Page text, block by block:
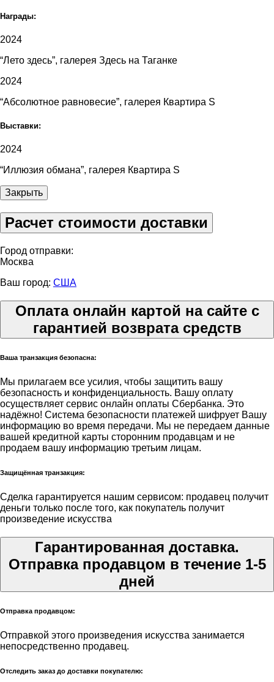
Награды:
2024
“Лето здесь”, галерея Здесь на Таганке
2024
“Абсолютное равновесие”, галерея Квартира S
Выставки:
2024
“Иллюзия обмана”, галерея Квартира S
Закрыть
Расчет стоимости доставки
Город отправки:
Москва
Ваш город: США
Оплата онлайн картой на сайте с
гарантией возврата средств
Ваша транзакция безопасна:
Мы прилагаем все усилия, чтобы защитить вашу
безопасность и конфиденциальность. Вашу оплату
осуществляет сервис онлайн оплаты Сбербанка. Это
надёжно! Система безопасности платежей шифрует Вашу
информацию во время передачи. Мы не передаем данные
вашей кредитной карты сторонним продавцам и не
продаем вашу информацию третьим лицам.
Защищённая транзакция:
Сделка гарантируется нашим сервисом: продавец получит
деньги только после того, как покупатель получит
произведение искусства
Гарантированная доставка.
Отправка продавцом в течение 1-5
дней
Отправка продавцом:
Отправкой этого произведения искусства занимается
непосредственно продавец.
Отследить заказ до доставки покупателю: